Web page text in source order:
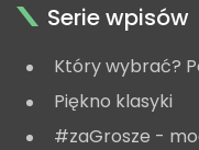
Serie wpisów
Który wybrać?
Piękno klasyki
#zaGrosze -